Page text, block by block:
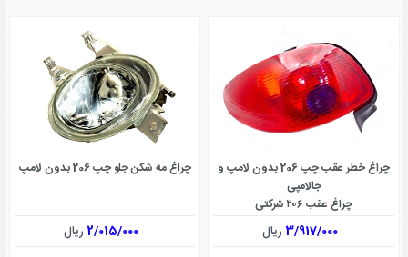
چراغ خطر عقب چپ 206 بدون لامپ و
جالامپی
چراغ عقب ۲۰۶ شرکتی
3/917/000ریال
چراغ مه شکن جلو چپ 206 بدون لامپ
2/015/000ریال